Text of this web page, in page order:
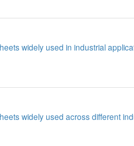
widely used in industrial
widely used across different